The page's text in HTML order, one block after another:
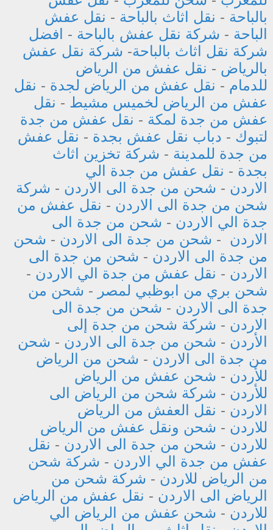
بالباحة - نقل اثاث بالباحة - نقل عفش
الباحة - شركة نقل عفش بالباحة - افضل
شركة نقل اثاث بالباحة- شركة نقل عفش
بالرياض - نقل عفش من الرياض
للدمام - نقل عفش من الرياض لجدة - نقل
عفش من الرياض لخميس مشيط - نقل
عفش من جدة لمكة - نقل عفش من جدة
لتبوك - دباب نقل عفش بجدة - نقل عفش
من جدة للمدينة - شركة تخزين اثاث
بجدة - نقل عفش من جدة الي
الاردن - شحن من جدة الى الاردن - شركة
شحن من جدة الى الاردن - نقل عفش من
جدة الي الاردن - شحن من جدة الى
الاردن - شحن من جدة الى الاردن - شحن
من جدة الى الاردن - شحن من جدة الى
الاردن - نقل عفش من جدة الي الاردن -
شحن بري من ابوظبي لمصر - شحن من
جدة الى الاردن - شحن من جدة الى
الاردن - شركة شحن من جدة إلى
الأردن - شحن من جدة الى الاردن - شحن
من جدة الى الاردن - شحن من الرياض
للأردن - شحن عفش من الرياض
للأردن - شركة شحن من الرياض الى
الاردن - نقل العفش من الرياض
للاردن - شحن ونقل عفش من الرياض
للاردن - شحن من جدة الى الاردن - نقل
عفش من جدة الي الاردن - شركة شحن
من الرياض للاردن - شركة شحن من
الرياض الى الاردن - نقل عفش من الرياض
للاردن - شحن عفش من الرياض الي